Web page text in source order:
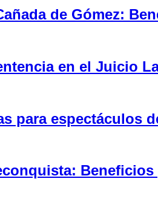
de Gómez:
en el Juicio
para espectáculos